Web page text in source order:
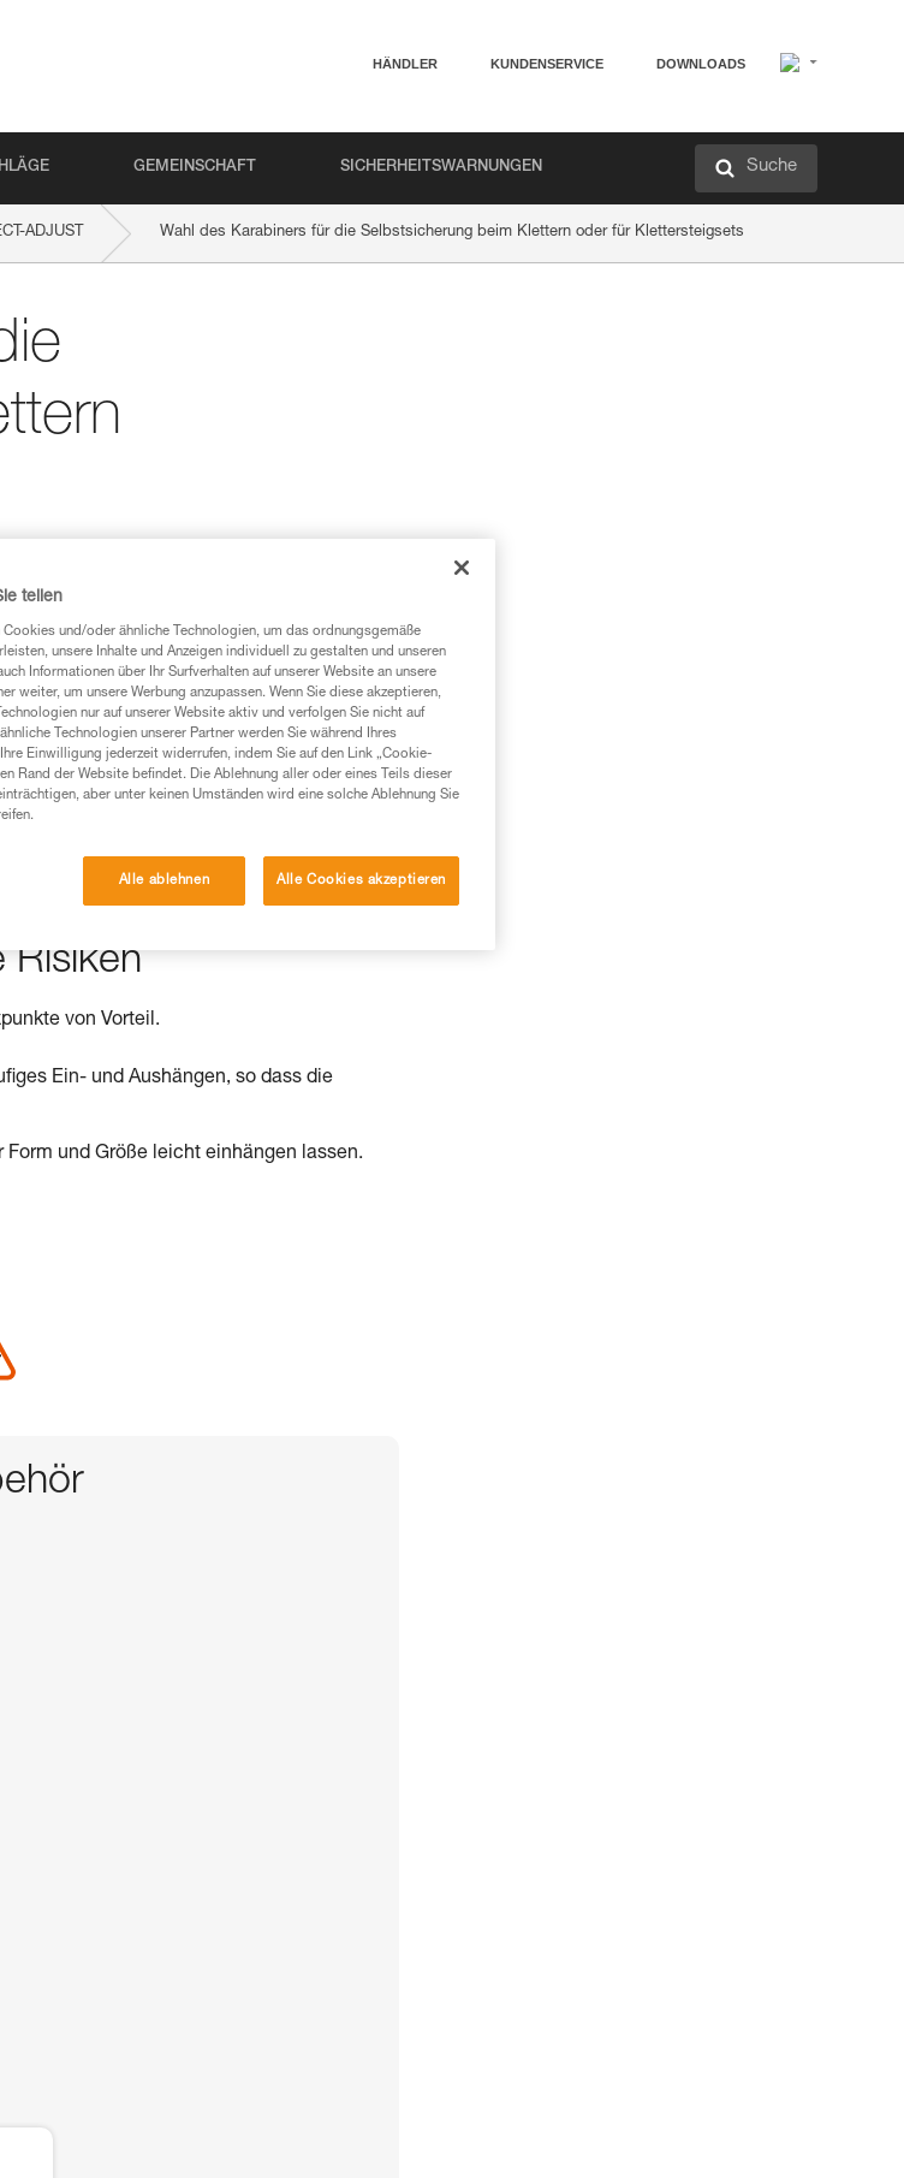
HÄNDLER KUNDENSERVICE DOWNLOADS
GEMEINSCHAFT SICHERHEITSWARNUNGEN Suche
ADJUST Wahl des Karabiners für die Selbstsicherung beim Klettern oder für Klettersteigsets
in diesem Tech Tipp geht,
verstehen zu
Informationen richtig
und ein spezielles
der Lage sind, den Vorgang
Möglicherweise gibt es
Risiken
von Vorteil.
Ein- und Aushängen, so dass die
und Größe leicht einhängen lassen.
teilen
und/oder ähnliche Technologien, um das ordnungsgemäße
unsere Inhalte und Anzeigen individuell zu gestalten und unseren
Informationen über Ihr Surfverhalten auf unserer Website an unsere
weiter, um unsere Werbung anzupassen. Wenn Sie diese akzeptieren,
nur auf unserer Website aktiv und verfolgen Sie nicht auf
Technologien unserer Partner werden Sie während Ihres
Einwilligung jederzeit widerrufen, indem Sie auf den Link „Cookie-
Rand der Website befindet. Die Ablehnung aller oder eines Teils dieser
aber unter keinen Umständen wird eine solche Ablehnung Sie
Alle ablehnen Alle Cookies akzeptieren